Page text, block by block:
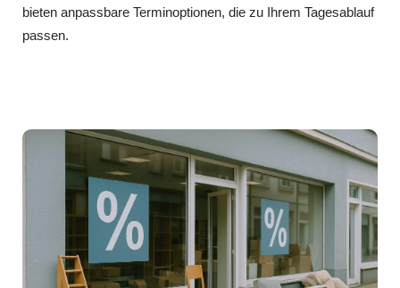
bieten anpassbare Terminoptionen, die zu Ihrem Tagesablauf
passen.